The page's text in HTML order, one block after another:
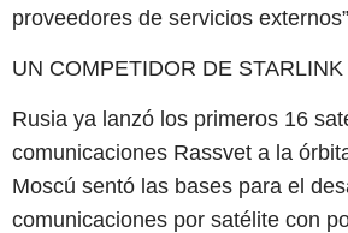
proveedores de servicios
UN COMPETIDOR DE STARLINK
Rusia ya lanzó los primeros 16
comunicaciones Rassvet a la
Moscú sentó las bases para el
comunicaciones por satélite con